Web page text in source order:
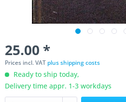
25.00 *
Prices incl. VAT plus shipping costs
Ready to ship today,
Delivery time appr. 1-3 workdays